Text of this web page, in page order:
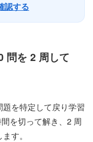
認する
問を 2 周して
を特定して戻り学習
を切って解き、2 周
す。